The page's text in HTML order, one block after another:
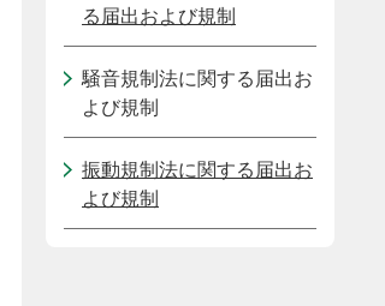
る届出および規制
騒音規制法に関する届出お
よび規制
振動規制法に関する届出お
よび規制